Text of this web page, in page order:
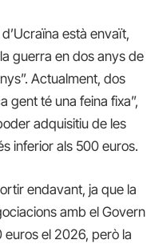
està envaït,
guerra en dos anys de
Actualment, dos
gent té una feina fixa”,
adquisitiu de les
inferior als 500 euros.
endavant, ja que la
amb el Govern
euros el 2026, però la